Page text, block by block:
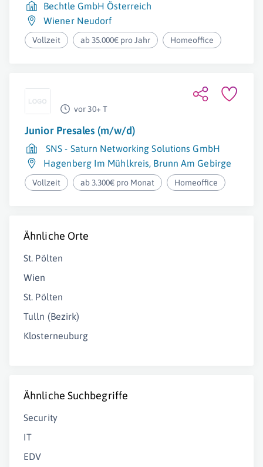
Bechtle GmbH Österreich
Wiener Neudorf
Vollzeit ab 35.000€ pro Jahr Homeoffice
vor 30+ T
Junior Presales (m/w/d)
SNS - Saturn Networking Solutions GmbH
Hagenberg Im Mühlkreis, Brunn Am Gebirge
Vollzeit ab 3.300€ pro Monat Homeoffice
Ähnliche Orte
St. Pölten
Wien
St. Pölten
Tulln (Bezirk)
Klosterneuburg
Ähnliche Suchbegriffe
Security
IT
EDV